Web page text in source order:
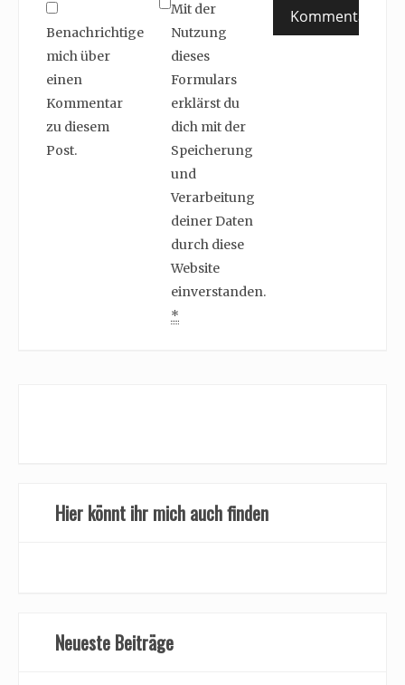
Benachrichtige
mich über
einen
Kommentar
zu diesem
Post.
Mit der
Nutzung
dieses
Formulars
erklärst du
dich mit der
Speicherung
und
Verarbeitung
deiner Daten
durch diese
Website
einverstanden.
*
Hier könnt ihr mich auch finden
Neueste Beiträge